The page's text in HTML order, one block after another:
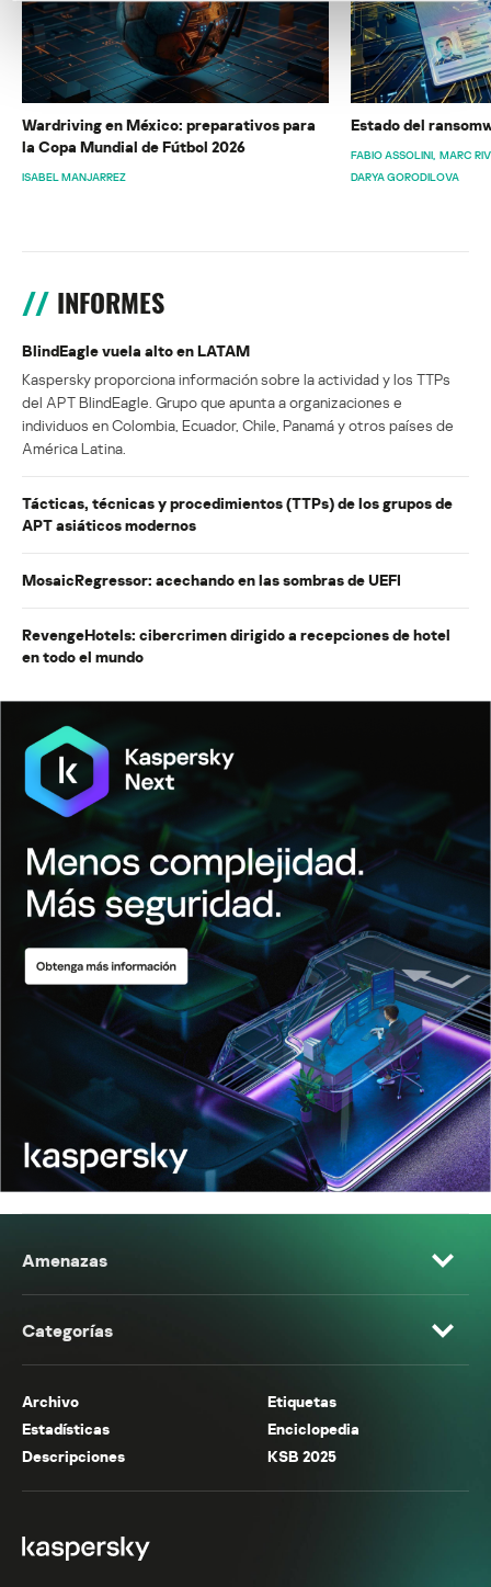
Wardriving en México: preparativos para
la Copa Mundial de Fútbol 2026
ISABEL MANJARREZ
Estado del
FABIO ASSOLINI MARC
DARYA GORODILOVA
INFORMES
BlindEagle vuela alto en LATAM
Kaspersky proporciona información sobre la actividad y los TTPs
del APT BlindEagle. Grupo que apunta a organizaciones e
individuos en Colombia, Ecuador, Chile, Panamá y otros países de
América Latina.
Tácticas, técnicas y procedimientos (TTPs) de los grupos de
APT asiáticos modernos
MosaicRegressor: acechando en las sombras de UEFI
RevengeHotels: cibercrimen dirigido a recepciones de hotel
en todo el mundo
Amenazas
Categorías
Archivo
Etiquetas
Estadísticas
Enciclopedia
Descripciones
KSB 2025